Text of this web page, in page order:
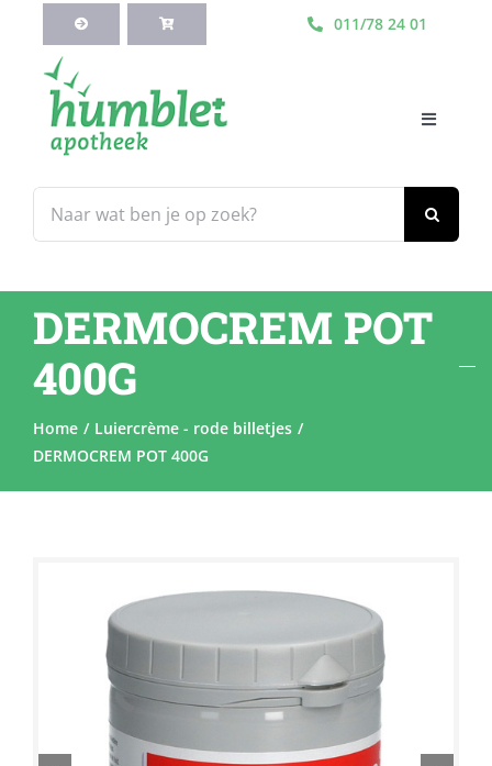
inhoud
011/78 24 01
naar:
Toggle
Webshop
Blog
Diensten
Contacteer Ons
DERMOCREM POT
400G
Home
Luiercrème - rode billetjes
DERMOCREM POT 400G